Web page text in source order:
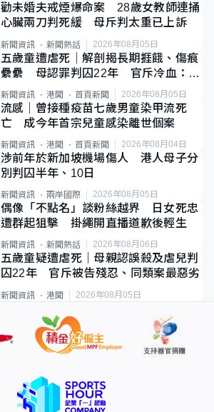
勸未婚夫戒煙爆命案 28歲女教師連捅
心臟兩刀判死緩 母斥判太重已上訴
新聞資訊 新聞熱話 2026年08月05日
五歲童遭虐死｜解剖揭長期捱餓、傷痕
纍纍 母認罪判囚22年 官斥冷血：同
類案最惡劣
新聞資訊 港聞 首頁新聞 2026年08月05日
流感｜曾接種疫苗七歲男童染甲流死
亡 成今年首宗兒童感染離世個案
新聞資訊 港聞 首頁新聞 2026年08月04日
涉前年於新加坡機場傷人 港人母子分
別判囚半年、10日
新聞資訊 兩岸國際 2026年08月05日
偶像「不點名」談粉絲越界 日女死忠
遭群起狙擊 掛繩開直播道歉後輕生
新聞資訊 新聞熱話 2026年08月06日
五歲童疑遭虐死｜母親認誤殺及虐兒判
囚22年 官斥被告殘忍、同類案最惡劣
新聞資訊 港聞 2026年08月05日